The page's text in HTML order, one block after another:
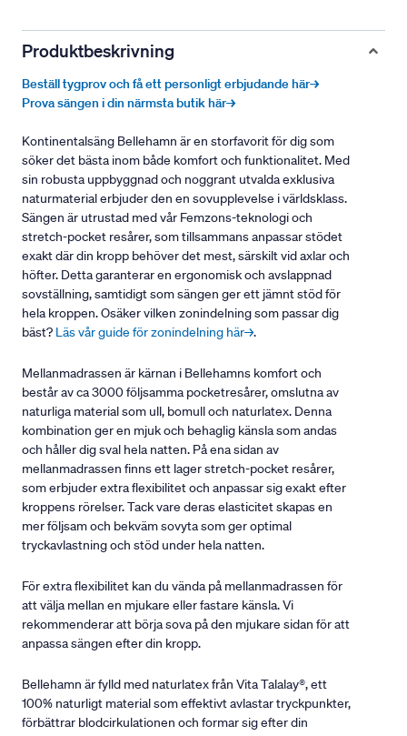
Produktbeskrivning
Beställ tygprov och få ett personligt erbjudande här→
Prova sängen i din närmsta butik här→
Kontinentalsäng Bellehamn är en storfavorit för dig som
söker det bästa inom både komfort och funktionalitet. Med
sin robusta uppbyggnad och noggrant utvalda exklusiva
naturmaterial erbjuder den en sovupplevelse i världsklass.
Sängen är utrustad med vår Femzons-teknologi och
stretch-pocket resårer, som tillsammans anpassar stödet
exakt där din kropp behöver det mest, särskilt vid axlar och
höfter. Detta garanterar en ergonomisk och avslappnad
sovställning, samtidigt som sängen ger ett jämnt stöd för
hela kroppen. Osäker vilken zonindelning som passar dig
bäst? Läs vår guide för zonindelning här→.
Mellanmadrassen är kärnan i Bellehamns komfort och
består av ca 3000 följsamma pocketresårer, omslutna av
naturliga material som ull, bomull och naturlatex. Denna
kombination ger en mjuk och behaglig känsla som andas
och håller dig sval hela natten. På ena sidan av
mellanmadrassen finns ett lager stretch-pocket resårer,
som erbjuder extra flexibilitet och anpassar sig exakt efter
kroppens rörelser. Tack vare deras elasticitet skapas en
mer följsam och bekväm sovyta som ger optimal
tryckavlastning och stöd under hela natten.
För extra flexibilitet kan du vända på mellanmadrassen för
att välja mellan en mjukare eller fastare känsla. Vi
rekommenderar att börja sova på den mjukare sidan för att
anpassa sängen efter din kropp.
Bellehamn är fylld med naturlatex från Vita Talalay®, ett
100% naturligt material som effektivt avlastar tryckpunkter,
förbättrar blodcirkulationen och formar sig efter din